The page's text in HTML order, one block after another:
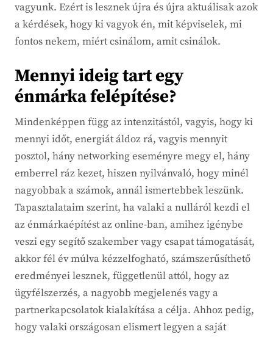
vagyunk. Ezért is lesznek újra és újra aktuálisak azok
a kérdések, hogy ki vagyok én, mit képviselek, mi
fontos nekem, miért csinálom, amit csinálok.
Mennyi ideig tart egy
énmárka felépítése?
Mindenképpen függ az intenzitástól, vagyis, hogy ki
mennyi időt, energiát áldoz rá, vagyis mennyit
posztol, hány networking eseményre megy el, hány
emberrel ráz kezet, hiszen nyilvánvaló, hogy minél
nagyobbak a számok, annál ismertebbek leszünk.
Tapasztalataim szerint, ha valaki a nulláról kezdi el
az énmárkaépítést az online-ban, amihez igénybe
veszi egy segítő szakember vagy csapat támogatását,
akkor fél év múlva kézzelfogható, számszerűsíthető
eredményei lesznek, függetlenül attól, hogy az
ügyfélszerzés, a nagyobb megjelenés vagy a
partnerkapcsolatok kialakítása a célja. Ahhoz pedig,
hogy valaki országosan elismert legyen a saját